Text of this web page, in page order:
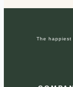
The happiest